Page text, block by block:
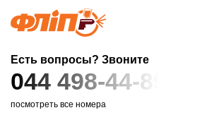
Есть вопросы? Звоните
044 498-44-89
посмотреть все номера